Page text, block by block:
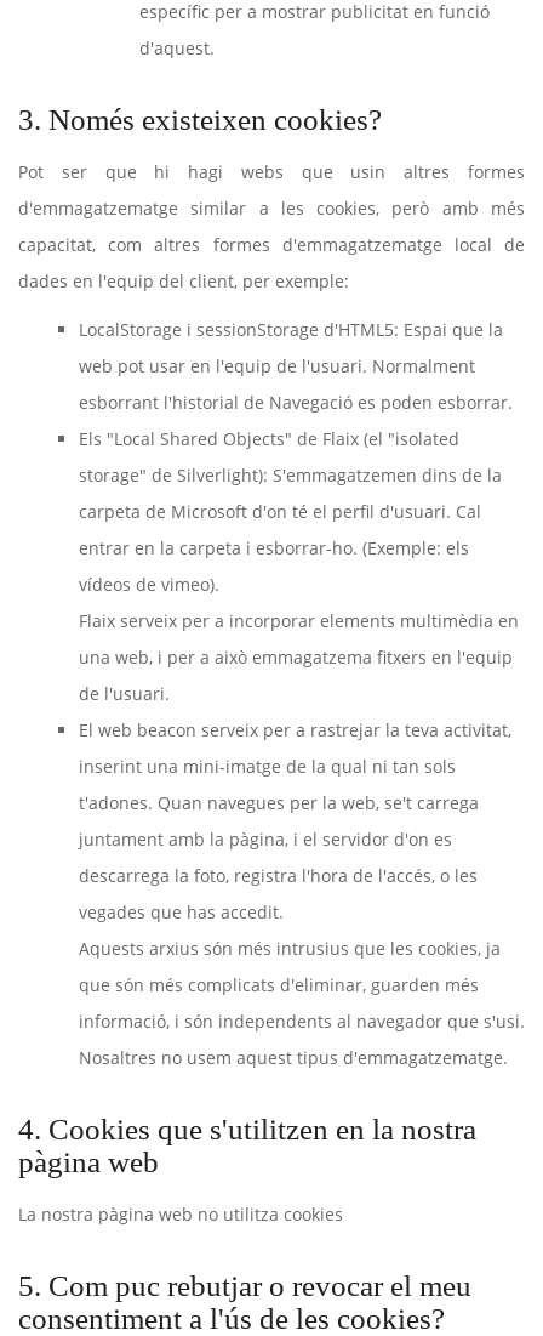
específic per a mostrar publicitat en funció
d'aquest.
3. Només existeixen cookies?
Pot ser que hi hagi webs que usin altres formes
d'emmagatzematge similar a les cookies, però amb més
capacitat, com altres formes d'emmagatzematge local de
dades en l'equip del client, per exemple:
LocalStorage i sessionStorage d'HTML5: Espai que la
web pot usar en l'equip de l'usuari. Normalment
esborrant l'historial de Navegació es poden esborrar.
Els "Local Shared Objects" de Flaix (el "isolated
storage" de Silverlight): S'emmagatzemen dins de la
carpeta de Microsoft d'on té el perfil d'usuari. Cal
entrar en la carpeta i esborrar-ho. (Exemple: els
vídeos de vimeo).
Flaix serveix per a incorporar elements multimèdia en
una web, i per a això emmagatzema fitxers en l'equip
de l'usuari.
El web beacon serveix per a rastrejar la teva activitat,
inserint una mini-imatge de la qual ni tan sols
t'adones. Quan navegues per la web, se't carrega
juntament amb la pàgina, i el servidor d'on es
descarrega la foto, registra l'hora de l'accés, o les
vegades que has accedit.
Aquests arxius són més intrusius que les cookies, ja
que són més complicats d'eliminar, guarden més
informació, i són independents al navegador que s'usi.
Nosaltres no usem aquest tipus d'emmagatzematge.
4. Cookies que s'utilitzen en la nostra
pàgina web
La nostra pàgina web no utilitza cookies
5. Com puc rebutjar o revocar el meu
consentiment a l'ús de les cookies?